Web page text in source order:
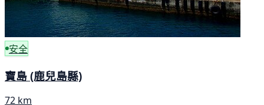
安全
寶島 (鹿兒島縣)
72 km